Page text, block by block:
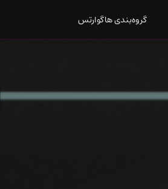
گروه‌بندی هاگوارتس